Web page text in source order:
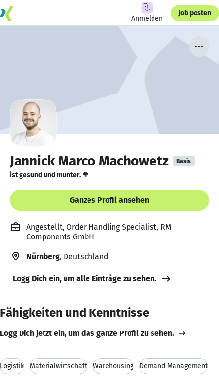
Anmelden
Job posten
Jannick Marco Machowetz Basis
ist gesund und munter. 🥦
Ganzes Profil ansehen
Angestellt, Order Handling Specialist, RM
Components GmbH
Nürnberg, Deutschland
Logg Dich ein, um alle Einträge zu sehen.
Fähigkeiten und Kenntnisse
Logg Dich jetzt ein, um das ganze Profil zu sehen.
Logistik Materialwirtschaft Warehousing Demand Management